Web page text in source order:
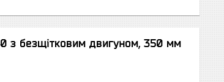
з безщітковим двигуном, 350 мм